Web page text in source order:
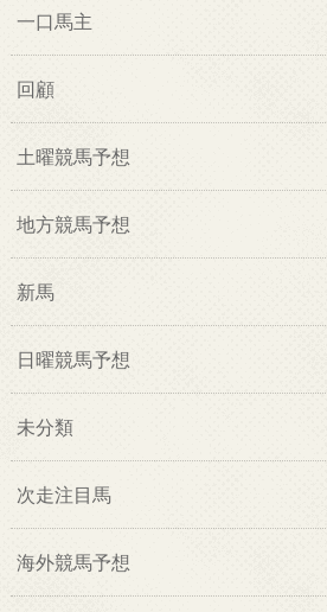
一口馬主
回顧
土曜競馬予想
地方競馬予想
新馬
日曜競馬予想
未分類
次走注目馬
海外競馬予想